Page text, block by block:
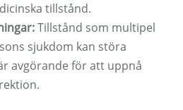
tillstånd.
Tillstånd som multipel
sjukdom kan störa
avgörande för att uppnå